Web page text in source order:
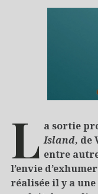
L a sortie
Island, de
entre
l’envie
réalisée il y a une